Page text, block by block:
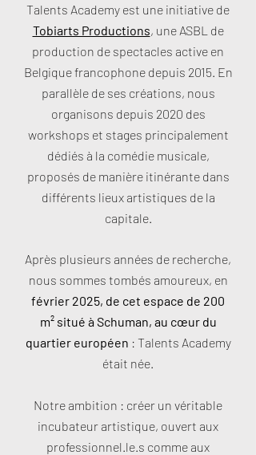
Talents Academy est une initiative de
Tobiarts Productions, une ASBL de
production de spectacles active en
Belgique francophone depuis 2015. En
parallèle de ses créations, nous
organisons depuis 2020 des
workshops et stages principalement
dédiés à la comédie musicale,
proposés de manière itinérante dans
différents lieux artistiques de la
capitale.
Après plusieurs années de recherche,
nous sommes tombés amoureux, en
février 2025, de cet espace de 200
m² situé à Schuman, au cœur du
quartier européen : Talents Academy
était née.
Notre ambition : créer un véritable
incubateur artistique, ouvert aux
professionnel.le.s comme aux